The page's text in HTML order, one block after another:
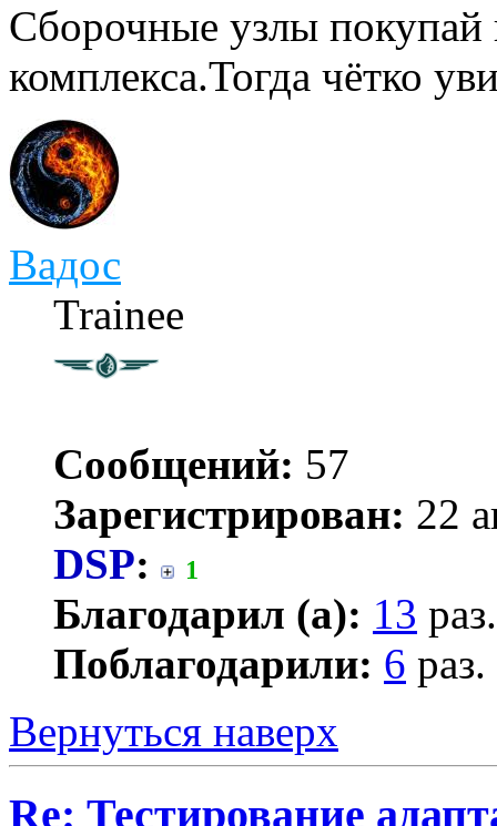
Сборочные узлы покупай
комплекса.Тогда чётко
Вадос
Trainee
Сообщений: 57
Зарегистрирован: 22
DSP: 1
Благодарил (а): 13 раз.
Поблагодарили: 6 раз.
Вернуться наверх
Re: Тестирование